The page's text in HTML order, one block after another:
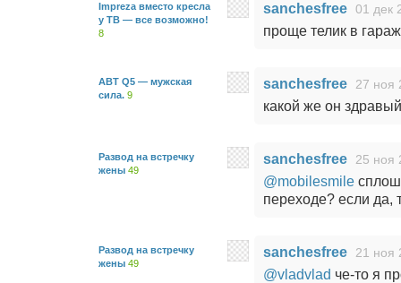
Impreza вместо кресла
у ТВ — все возможно!
8
sanchesfree 01 дек
проще телик в
ABT Q5 — мужская
сила. 9
sanchesfree 27 ноя
какой же он
Развод на встречку
жены 49
sanchesfree 25 ноя
@mobilesmile
переходе? если да,
Развод на встречку
жены 49
sanchesfree 21 ноя
@vladvlad че-то я